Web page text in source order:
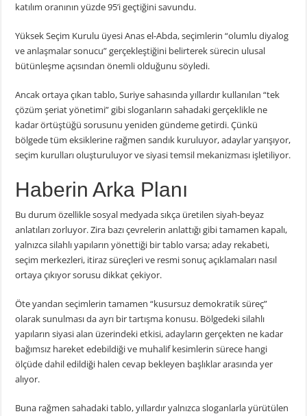
katılım oranının yüzde 95’i geçtiğini savundu.
Yüksek Seçim Kurulu üyesi Anas el-Abda, seçimlerin “olumlu diyalog
ve anlaşmalar sonucu” gerçekleştiğini belirterek sürecin ulusal
bütünleşme açısından önemli olduğunu söyledi.
Ancak ortaya çıkan tablo, Suriye sahasında yıllardır kullanılan “tek
çözüm şeriat yönetimi” gibi sloganların sahadaki gerçeklikle ne
kadar örtüştüğü sorusunu yeniden gündeme getirdi. Çünkü
bölgede tüm eksiklerine rağmen sandık kuruluyor, adaylar yarışıyor,
seçim kurulları oluşturuluyor ve siyasi temsil mekanizması işletiliyor.
Haberin Arka Planı
Bu durum özellikle sosyal medyada sıkça üretilen siyah-beyaz
anlatıları zorluyor. Zira bazı çevrelerin anlattığı gibi tamamen kapalı,
yalnızca silahlı yapıların yönettiği bir tablo varsa; aday rekabeti,
seçim merkezleri, itiraz süreçleri ve resmi sonuç açıklamaları nasıl
ortaya çıkıyor sorusu dikkat çekiyor.
Öte yandan seçimlerin tamamen “kusursuz demokratik süreç”
olarak sunulması da ayrı bir tartışma konusu. Bölgedeki silahlı
yapıların siyasi alan üzerindeki etkisi, adayların gerçekten ne kadar
bağımsız hareket edebildiği ve muhalif kesimlerin sürece hangi
ölçüde dahil edildiği halen cevap bekleyen başlıklar arasında yer
alıyor.
Buna rağmen sahadaki tablo, yıllardır yalnızca sloganlarla yürütülen